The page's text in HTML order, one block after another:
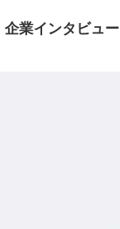
企業インタビュー